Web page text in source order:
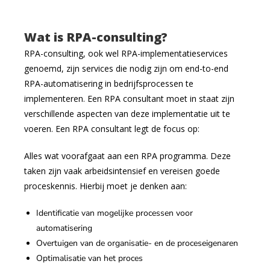
Wat is RPA-consulting?
RPA-consulting, ook wel RPA-implementatieservices
genoemd, zijn services die nodig zijn om end-to-end
RPA-automatisering in bedrijfsprocessen te
implementeren. Een RPA consultant moet in staat zijn
verschillende aspecten van deze implementatie uit te
voeren. Een RPA consultant legt de focus op:
Alles wat voorafgaat aan een RPA programma. Deze
taken zijn vaak arbeidsintensief en vereisen goede
proceskennis. Hierbij moet je denken aan:
Identificatie van mogelijke processen voor
automatisering
Overtuigen van de organisatie- en de proceseigenaren
Optimalisatie van het proces